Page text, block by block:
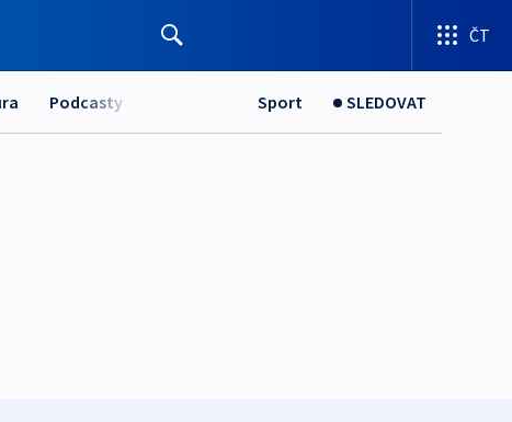
ČT
Podcasty Sport SLEDOVAT